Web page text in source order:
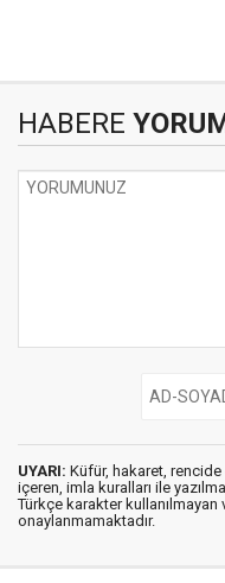
HABERE
UYARI: Küfür, hakaret, rencide
içeren, imla kuralları ile
Türkçe karakter kullanılmayan
onaylanmamaktadır.